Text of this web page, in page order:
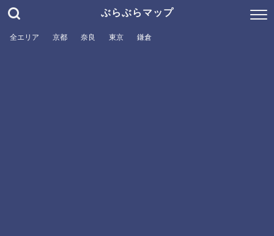
ぶらぶらマップ
全エリア 京都 奈良 東京 鎌倉